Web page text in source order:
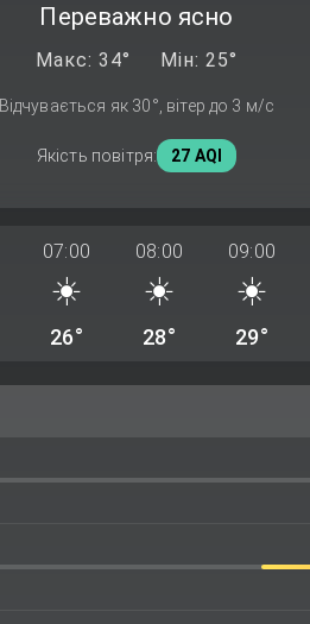
Переважно ясно
Макс: 34° Мін: 25°
Відчувається як 30°, вітер до 3 м/с
Якість повітря: 27 AQI
07:00
☀️
26°
08:00
☀️
28°
09:00
☀️
29°